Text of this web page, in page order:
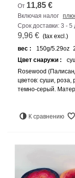
От 11,85 €
Включая налог
Срок доставки: 3 - 5
9,96 € (tax excl.)
вес :
150g/5.29oz
Цвет снаружи :
Rosewood
цветов: суши, роза,
темно-серый.
К сравнению